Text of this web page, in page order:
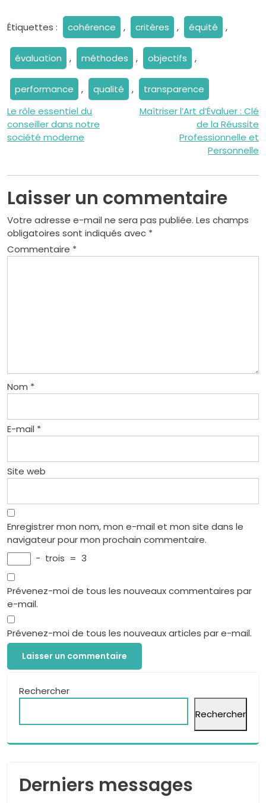
Étiquettes : cohérence , critères , équité ,
évaluation , méthodes , objectifs ,
performance , qualité , transparence
Navigation
de
Le rôle essentiel du
conseiller dans notre
société moderne
Maîtriser l’Art d’Évaluer : Clé
de la Réussite
Professionnelle et
Personnelle
Laisser un commentaire
Votre adresse e-mail ne sera pas publiée. Les champs
obligatoires sont indiqués avec *
Commentaire *
Nom *
E-mail *
Site web
Enregistrer mon nom, mon e-mail et mon site dans le
navigateur pour mon prochain commentaire.
− trois = 3
Prévenez-moi de tous les nouveaux commentaires par
e-mail.
Prévenez-moi de tous les nouveaux articles par e-mail.
Rechercher
Rechercher
Derniers messages